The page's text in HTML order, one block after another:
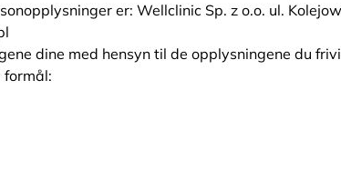
er: Wellclinic Sp. z o.o. ul.
dine med hensyn til de opplysningene du
formål: